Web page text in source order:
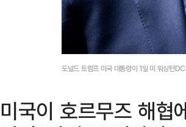
도널드 트럼프 미국 대통령이 1일 미 워싱턴
미국이 호르무즈 해협